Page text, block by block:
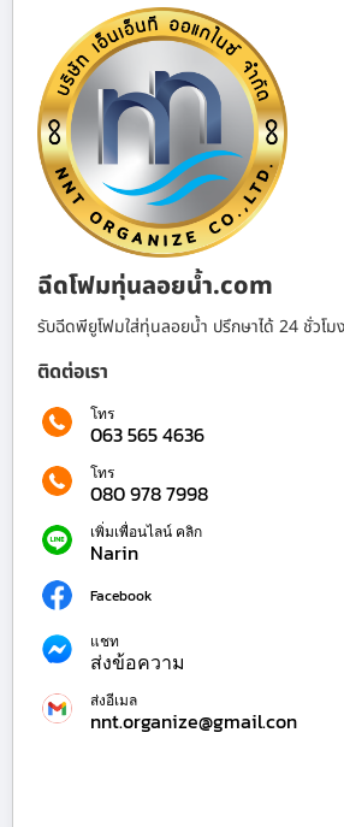
ฉีดโฟมทุ่นลอยน้ำ.com
รับฉีดพียูโฟมใส่ทุ่นลอยน้ำ ปรึกษาได้ 24 ชั่วโมง
ติดต่อเรา
โทร
063 565 4636
โทร
080 978 7998
เพิ่มเพื่อนไลน์ คลิก
Narin
Facebook
แชท
ส่งข้อความ
ส่งอีเมล
nnt.organize@gmail.con